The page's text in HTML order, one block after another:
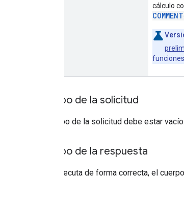
cálculo
funciones.
Cuerpo de la solicitud
El cuerpo de la solicitud debe estar vacío.
Cuerpo de la respuesta
Si se ejecuta de forma correcta, el